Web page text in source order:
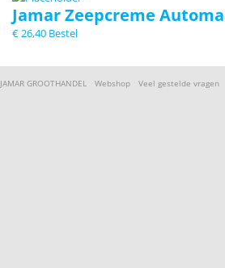
Jamar Zeepcreme
€26,40 Bestel
JAMAR GROOTHANDEL Webshop Veel gestelde vragen